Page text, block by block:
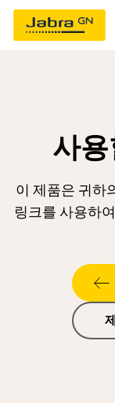
사
이 제품은 귀하
링크를 사용하